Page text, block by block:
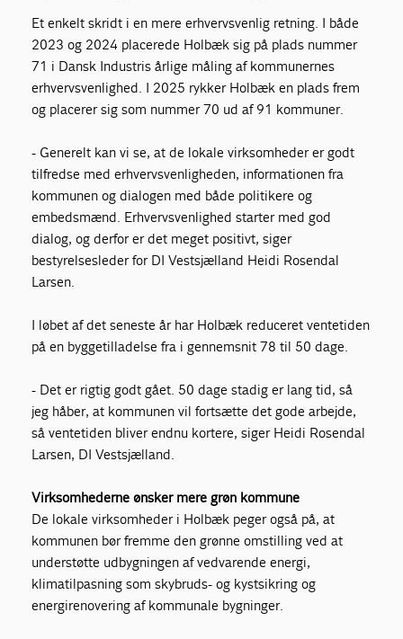
Et enkelt skridt i en mere erhvervsvenlig retning. I både
2023 og 2024 placerede Holbæk sig på plads nummer
71 i Dansk Industris årlige måling af kommunernes
erhvervsvenlighed. I 2025 rykker Holbæk en plads frem
og placerer sig som nummer 70 ud af 91 kommuner.
- Generelt kan vi se, at de lokale virksomheder er godt
tilfredse med erhvervsvenligheden, informationen fra
kommunen og dialogen med både politikere og
embedsmænd. Erhvervsvenlighed starter med god
dialog, og derfor er det meget positivt, siger
bestyrelsesleder for DI Vestsjælland Heidi Rosendal
Larsen.
I løbet af det seneste år har Holbæk reduceret ventetiden
på en byggetilladelse fra i gennemsnit 78 til 50 dage.
- Det er rigtig godt gået. 50 dage stadig er lang tid, så
jeg håber, at kommunen vil fortsætte det gode arbejde,
så ventetiden bliver endnu kortere, siger Heidi Rosendal
Larsen, DI Vestsjælland.
Virksomhederne ønsker mere grøn kommune
De lokale virksomheder i Holbæk peger også på, at
kommunen bør fremme den grønne omstilling ved at
understøtte udbygningen af vedvarende energi,
klimatilpasning som skybruds- og kystsikring og
energirenovering af kommunale bygninger.